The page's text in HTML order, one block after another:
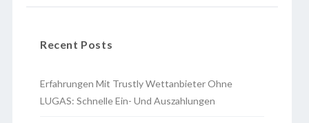
Recent Posts
Erfahrungen Mit Trustly Wettanbieter Ohne
LUGAS: Schnelle Ein- Und Auszahlungen